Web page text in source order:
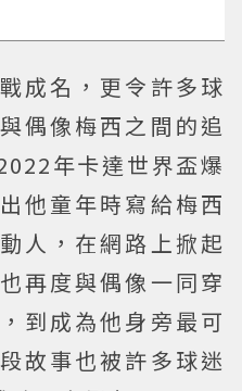
成名，更令許多球
偶像梅西之間的追
年卡達世界盃爆
他童年時寫給梅西
人，在網路上掀起
再度與偶像一同穿
到成為他身旁最可
故事也被許多球迷